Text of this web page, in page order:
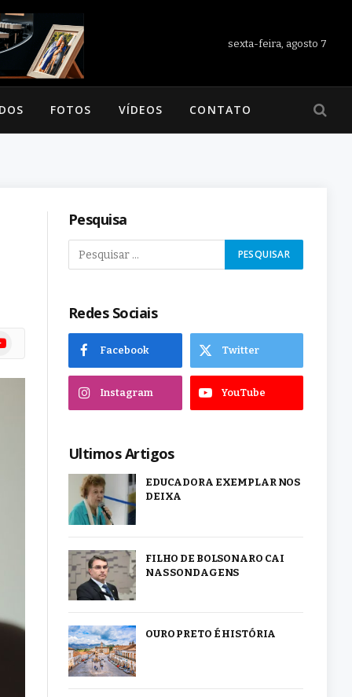
sexta-feira, agosto 7
FOTOS VÍDEOS CONTATO
Pesquisa
Redes Sociais
Facebook Twitter
Instagram YouTube
Ultimos Artigos
EDUCADORA EXEMPLAR NOS
DEIXA
FILHO DE BOLSONARO CAI
NAS SONDAGENS
OURO PRETO É HISTÓRIA